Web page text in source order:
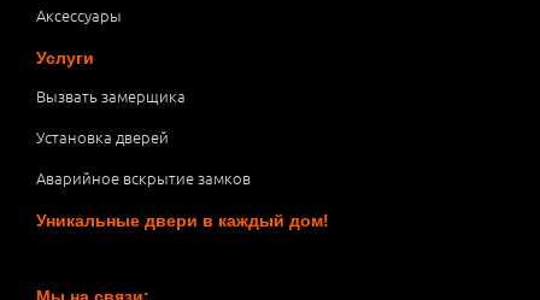
Аксессуары
Услуги
Вызвать замерщика
Установка дверей
Аварийное вскрытие замков
Уникальные двери в каждый дом!